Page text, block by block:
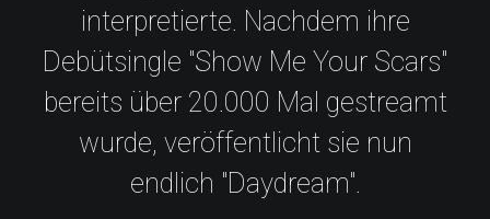
interpretierte. Nachdem ihre
Debütsingle "Show Me Your Scars"
bereits über 20.000 Mal gestreamt
wurde, veröffentlicht sie nun
endlich "Daydream".